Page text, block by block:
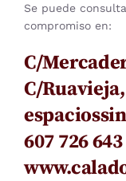
Se puede
compromiso en:
C/
C/
607 726 643